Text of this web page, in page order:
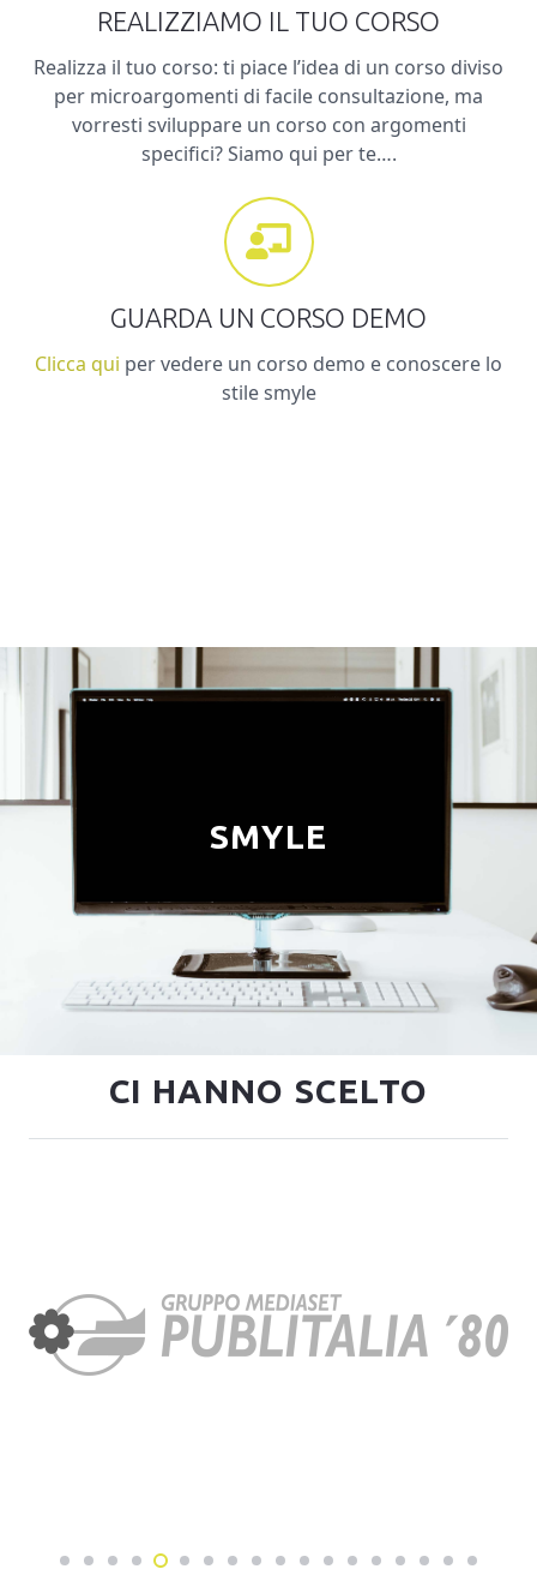
REALIZZIAMO IL TUO CORSO
Realizza il tuo corso: ti piace l’idea di un corso diviso
per microargomenti di facile consultazione, ma
vorresti sviluppare un corso con argomenti
specifici? Siamo qui per te….
GUARDA UN CORSO DEMO
Clicca qui per vedere un corso demo e conoscere lo
stile smyle
SMYLE
CI HANNO SCELTO